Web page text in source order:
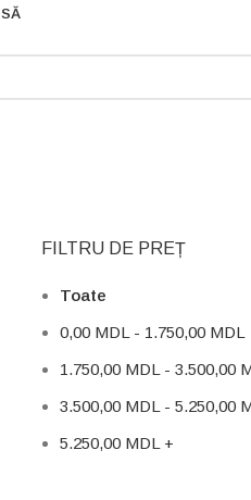
FILTRU DE PREȚ
Toate
0,00 MDL - 1.750,00 MDL
1.750,00 MDL - 3.500,00
3.500,00 MDL - 5.250,00
5.250,00 MDL +